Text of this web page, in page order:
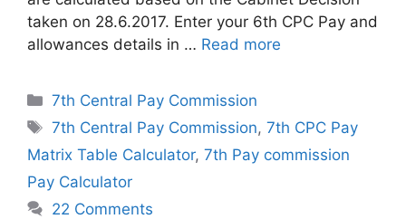
taken on 28.6.2017. Enter your 6th CPC Pay and
allowances details in … Read more
Categories
7th Central Pay Commission
Tags
7th Central Pay Commission,7th CPC Pay
Matrix Table Calculator, 7th Pay commission
Pay Calculator
22 Comments